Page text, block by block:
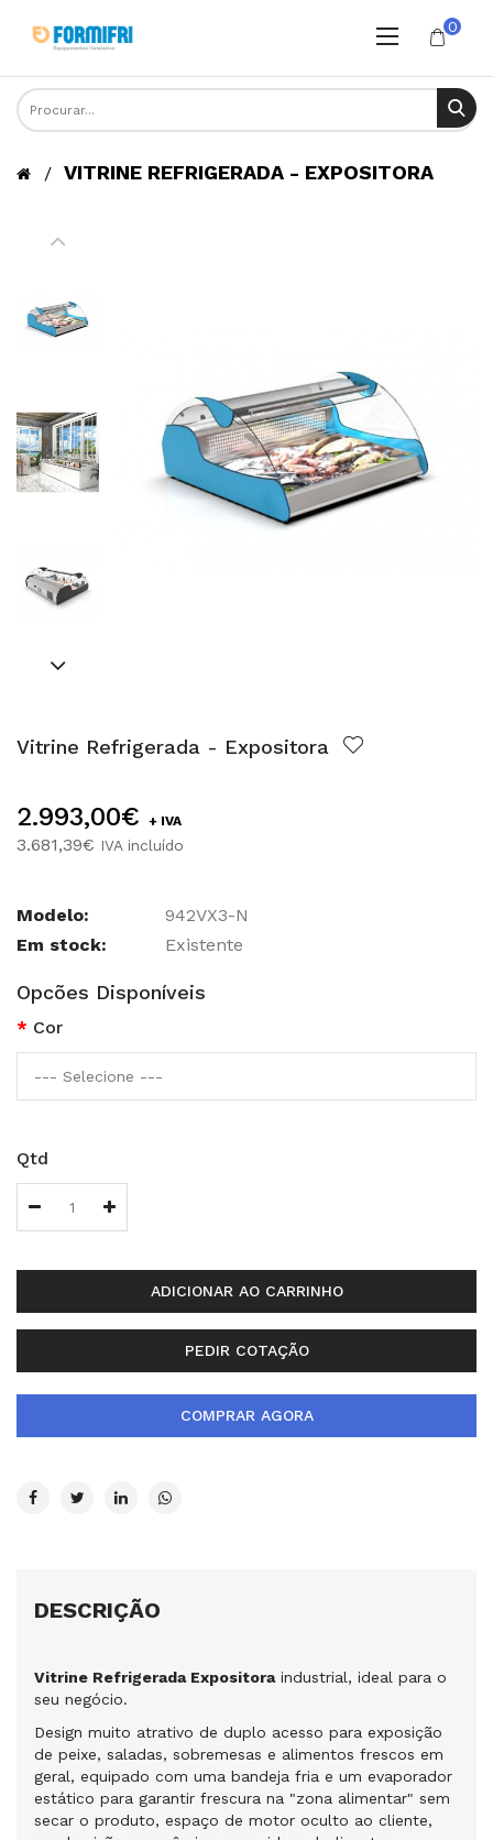
0
VITRINE REFRIGERADA - EXPOSITORA
Vitrine Refrigerada - Expositora
2.993,00€ + IVA
3.681,39€ IVA incluído
Modelo:
942VX3-N
Em stock:
Existente
Opcões Disponíveis
Cor
Qtd
ADICIONAR AO CARRINHO
PEDIR COTAÇÃO
COMPRAR AGORA
DESCRIÇÃO
Vitrine Refrigerada Expositoraindustrial, ideal para o
seu negócio.
Design muito atrativo de duplo acesso para exposição
de peixe, saladas, sobremesas e alimentos frescos em
geral, equipado com uma bandeja fria e um evaporador
estático para garantir frescura na "zona alimentar" sem
secar o produto, espaço de motor oculto ao cliente,